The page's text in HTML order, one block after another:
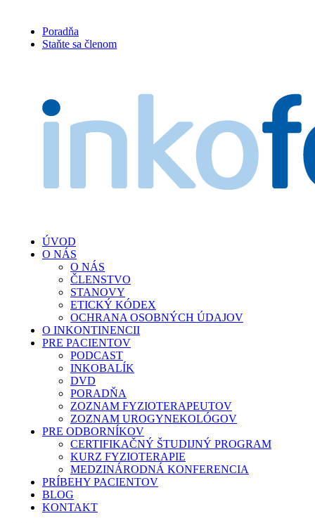
Poradňa
Staňte sa členom
ÚVOD
O NÁS
O NÁS
ČLENSTVO
STANOVY
ETICKÝ KÓDEX
OCHRANA OSOBNÝCH ÚDAJOV
O INKONTINENCII
PRE PACIENTOV
PODCAST
INKOBALÍK
DVD
PORADŇA
ZOZNAM FYZIOTERAPEUTOV
ZOZNAM UROGYNEKOLÓGOV
PRE ODBORNÍKOV
CERTIFIKAČNÝ ŠTUDIJNÝ PROGRAM
KURZ FYZIOTERAPIE
MEDZINÁRODNÁ KONFERENCIA
PRÍBEHY PACIENTOV
BLOG
KONTAKT